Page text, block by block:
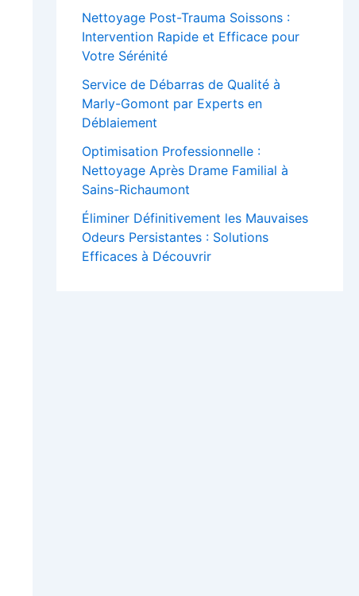
Nettoyage Post-Trauma Soissons :
Intervention Rapide et Efficace pour
Votre Sérénité
Service de Débarras de Qualité à
Marly-Gomont par Experts en
Déblaiement
Optimisation Professionnelle :
Nettoyage Après Drame Familial à
Sains-Richaumont
Éliminer Définitivement les Mauvaises
Odeurs Persistantes : Solutions
Efficaces à Découvrir